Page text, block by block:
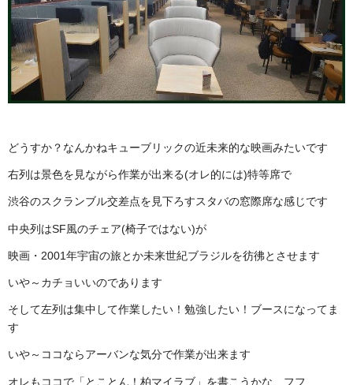
どうすか？なんかねキューブリックの近未来的な映画みたいです
右列は景色を見ながら作業が出来る(オレ的には)特等席で
渋谷のスクランブル交差点を見下ろすスタバの窓際席な感じです
中央列はSF風のチェア(椅子ではない)が
映画・2001年宇宙の旅とか未来世紀ブラジルを彷彿とさせます
いや～カチョいいのであります
そして左列は集中して作業したい！勉強したい！ブースになってま
す
いや～ココならアーバンな気分で作業が出来ます
オレもココで「とことん！柏マイラブ」を書こうかな、フフ